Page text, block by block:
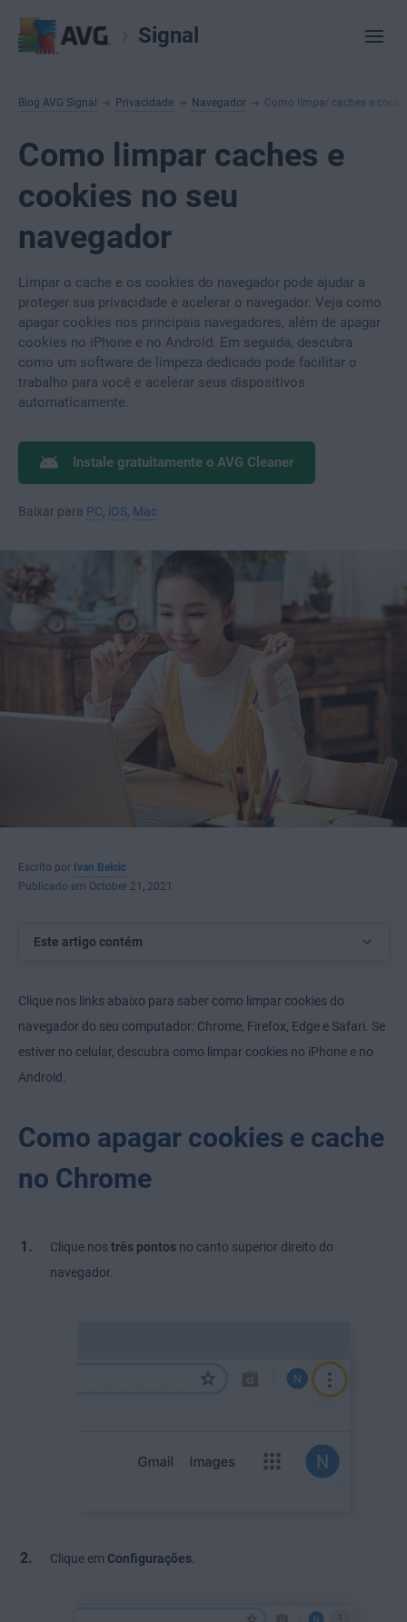
Signal
Blog AVG Signal Privacidade Navegador Como limpar caches e
Como limpar caches e
cookies no seu
navegador
Limpar o cache e os cookies do navegador pode ajudar a
proteger sua privacidade e acelerar o navegador. Veja como
apagar cookies nos principais navegadores, além de apagar
cookies no iPhone e no Android. Em seguida, descubra
como um software de limpeza dedicado pode facilitar o
trabalho para você e acelerar seus dispositivos
automaticamente.
Instale gratuitamente o AVG Cleaner
Baixar para PC iOS Mac
Escrito por Ivan Belcic
Publicado em October 21, 2021
Este artigo contém
Clique nos links abaixo para saber como limpar cookies do
navegador do seu computador: Chrome, Firefox, Edge e Safari. Se
estiver no celular, descubra como limpar cookies no iPhone e no
Android.
Como apagar cookies e cache
no Chrome
Clique nos três pontos no canto superior direito do
navegador.
Clique em Configurações.